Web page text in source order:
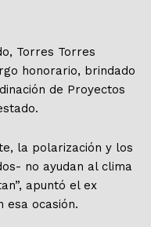
Torres Torres
honorario, brindado
de Proyectos
la polarización y los
no ayudan al clima
apuntó el ex
esa ocasión.